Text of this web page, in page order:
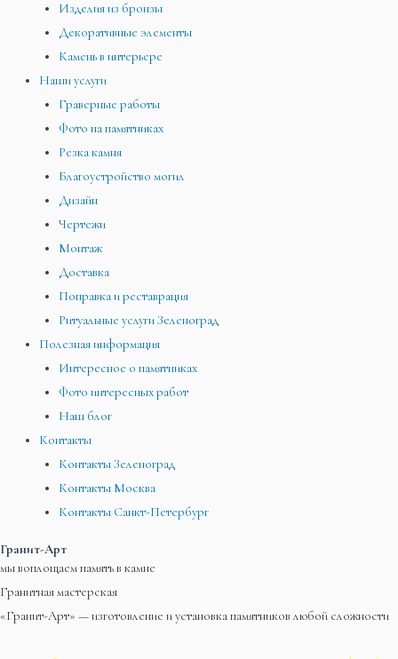
Изделия из бронзы
Декоративные элементы
Камень в интерьере
Наши услуги
Граверные работы
Фото на памятниках
Резка камня
Благоустройство могил
Дизайн
Чертежи
Монтаж
Доставка
Поправка и реставрация
Ритуальные услуги Зеленоград
Полезная информация
Интересное о памятниках
Фото интересных работ
Наш блог
Контакты
Контакты Зеленоград
Контакты Москва
Контакты Санкт-Петербург
Гранит-Арт
мы воплощаем память в камне
Гранитная мастерская
«Гранит-Арт» — изготовление и установка памятников любой сложности